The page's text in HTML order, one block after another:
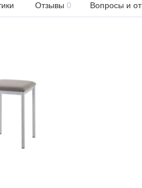
Отзывы 0 Вопросы и